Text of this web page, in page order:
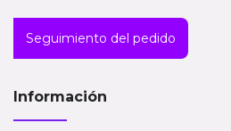
Seguimiento del pedido
Información